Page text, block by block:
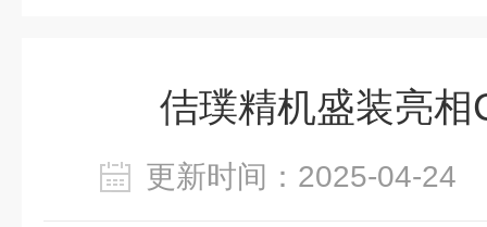
佶璞精机盛装亮相
更新时间：2025-04-